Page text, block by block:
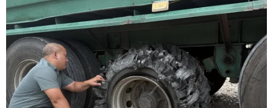
bị gián đoạn
08/06/2026 07:46
Cục Quản lý và Phát triển thị trường trong nước (Bộ
Công Thương) yêu cầu các doanh nghiệp duy trì nguồn
cung xăng E10, báo cáo đầy đủ và xử lý kịp thời các
khó khăn trong phân phối.